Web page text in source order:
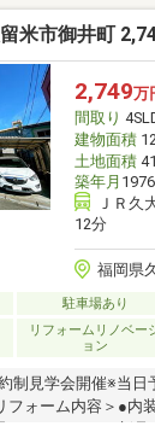
セブンイレブン 久
御井駅まで600m（
います◆利便性と自
問合せ下さい。
米市御井町
2,749万
間取り
建物面積
土地面積
築年月
ＪＲ久
12分
福岡県
駐車場あり
リフォームリノベー
ョン
制見学会開催※当日
フォーム内容＞●内